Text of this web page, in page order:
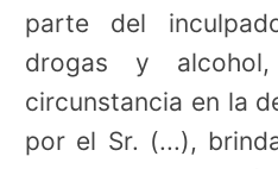
parte del
drogas y
circunstancia en la
por el Sr. (...),